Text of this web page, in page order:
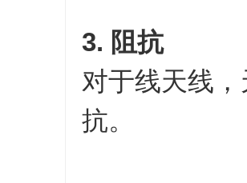
3. 阻抗
对于线天线
抗。